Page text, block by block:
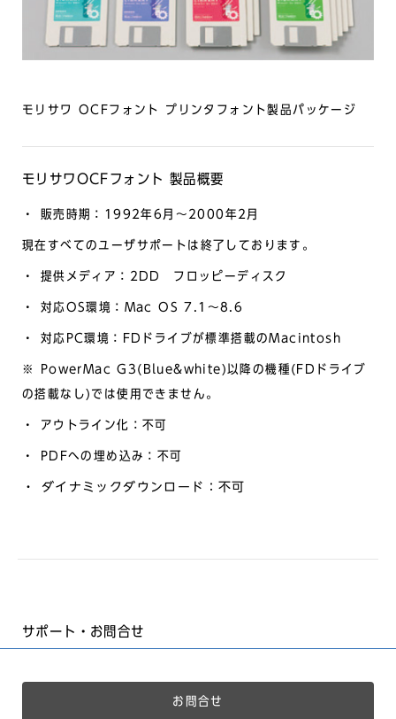
モリサワ OCFフォント プリンタフォント製品パッケージ
モリサワOCFフォント 製品概要
・ 販売時期：1992年6月～2000年2月
現在すべてのユーザサポートは終了しております。
・ 提供メディア：2DD フロッピーディスク
・ 対応OS環境：Mac OS 7.1～8.6
・ 対応PC環境：FDドライブが標準搭載のMacintosh
※ PowerMac G3(Blue&white)以降の機種(FDドライブ
の搭載なし)では使用できません。
・ アウトライン化：不可
・ PDFへの埋め込み：不可
・ ダイナミックダウンロード：不可
サポート・お問合せ
お問合せ